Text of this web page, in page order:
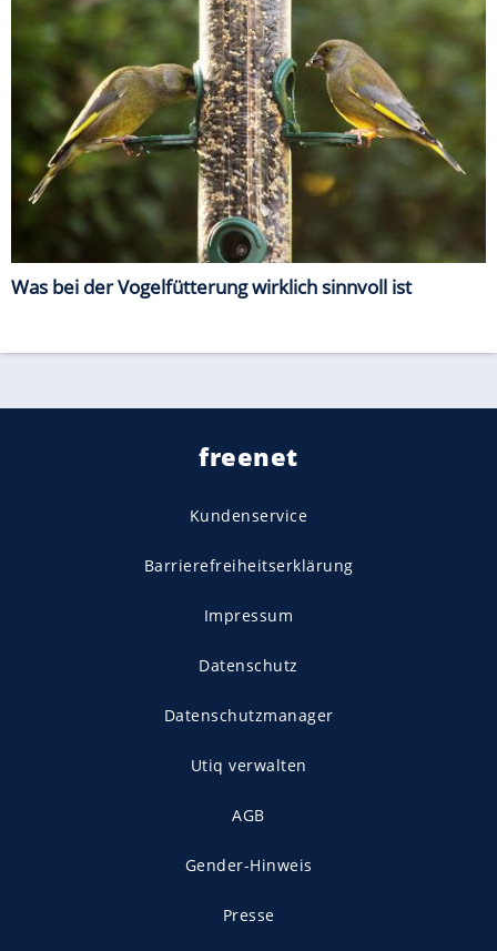
Was bei der Vogelfütterung wirklich sinnvoll ist
freenet
Kundenservice
Barrierefreiheitserklärung
Impressum
Datenschutz
Datenschutzmanager
Utiq verwalten
AGB
Gender-Hinweis
Presse